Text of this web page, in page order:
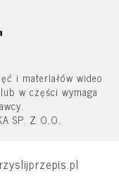
i materiałów wideo
w części wymaga
SP. Z O.O.